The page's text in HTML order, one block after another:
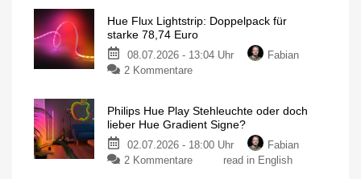
Hue Flux Lightstrip: Doppelpack für
starke 78,74 Euro
08.07.2026 - 13:04 Uhr
Fabian
2 Kommentarezu
Lightstrip:
Doppelpack
für
starke
Philips Hue Play Stehleuchte oder doch
lieber Hue Gradient Signe?
02.07.2026 - 18:00 Uhr
Fabian
2 Kommentarezu
read in English